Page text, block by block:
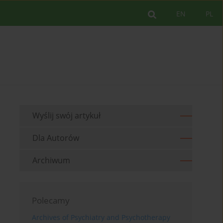
PL
EN
Wyślij swój artykuł
Dla Autorów
Archiwum
Polecamy
Archives of Psychiatry and Psychotherapy